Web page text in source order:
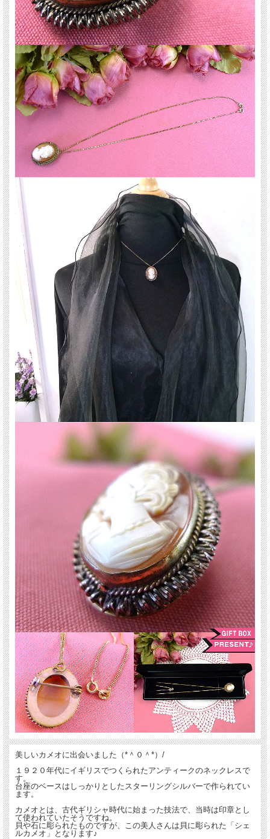
美しいカメオに出会いました（*＾０＾*）/
１９２０年代にイギリスでつくられたアンティークのネックレスで
す。
台座のベースはしっかりとしたスターリングシルバーで作られてい
ます。
カメオとは、古代ギリシャ時代に始まった技法で、当時は印章とし
て使われていたそうですね。
貝や石に彫られたものですが、この美人さんは貝に彫られた「シェ
ルカメオ」となります♪